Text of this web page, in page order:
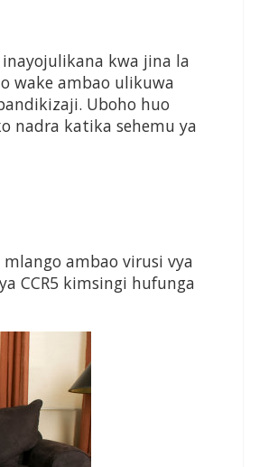
kwa jina la
wake ambao ulikuwa
Uboho huo
nadra katika sehemu ya
ambao virusi vya
CCR5 kimsingi hufunga